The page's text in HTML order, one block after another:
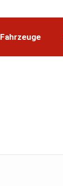
Fahrzeuge